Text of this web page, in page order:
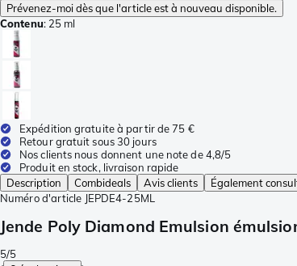
Prévenez-moi dès que l'article est à nouveau disponible.
Contenu: 25 ml
Expédition gratuite à partir de 75 €
Retour gratuit sous 30 jours
Nos clients nous donnent une note de 4,8/5
Produit en stock, livraison rapide
Description
Combideals Avis clients Également
Numéro d'article JEPDE4-25ML
Jende Poly Diamond Emulsion
5/5